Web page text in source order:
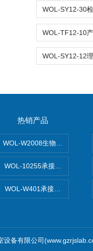
热销产品
WOL-W2008生物制药GMP
WOL-10255承接清远电子
WOL-W401承接食品QS认
备有限公司